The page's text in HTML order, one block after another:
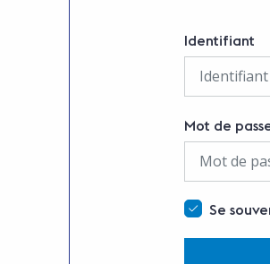
Identifiant
Mot de
Se